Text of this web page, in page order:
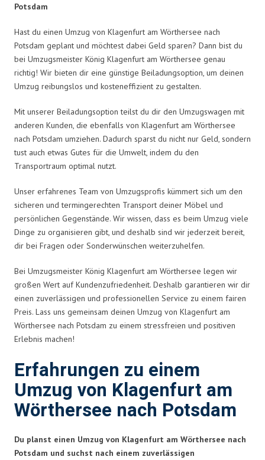
Potsdam
Hast du einen Umzug von Klagenfurt am Wörthersee nach
Potsdam geplant und möchtest dabei Geld sparen? Dann bist du
bei Umzugsmeister König Klagenfurt am Wörthersee genau
richtig! Wir bieten dir eine günstige Beiladungsoption, um deinen
Umzug reibungslos und kosteneffizient zu gestalten.
Mit unserer Beiladungsoption teilst du dir den Umzugswagen mit
anderen Kunden, die ebenfalls von Klagenfurt am Wörthersee
nach Potsdam umziehen. Dadurch sparst du nicht nur Geld, sondern
tust auch etwas Gutes für die Umwelt, indem du den
Transportraum optimal nutzt.
Unser erfahrenes Team von Umzugsprofis kümmert sich um den
sicheren und termingerechten Transport deiner Möbel und
persönlichen Gegenstände. Wir wissen, dass es beim Umzug viele
Dinge zu organisieren gibt, und deshalb sind wir jederzeit bereit,
dir bei Fragen oder Sonderwünschen weiterzuhelfen.
Bei Umzugsmeister König Klagenfurt am Wörthersee legen wir
großen Wert auf Kundenzufriedenheit. Deshalb garantieren wir dir
einen zuverlässigen und professionellen Service zu einem fairen
Preis. Lass uns gemeinsam deinen Umzug von Klagenfurt am
Wörthersee nach Potsdam zu einem stressfreien und positiven
Erlebnis machen!
Erfahrungen zu einem
Umzug von Klagenfurt am
Wörthersee nach Potsdam
Du planst einen Umzug von Klagenfurt am Wörthersee nach
Potsdam und suchst nach einem zuverlässigen